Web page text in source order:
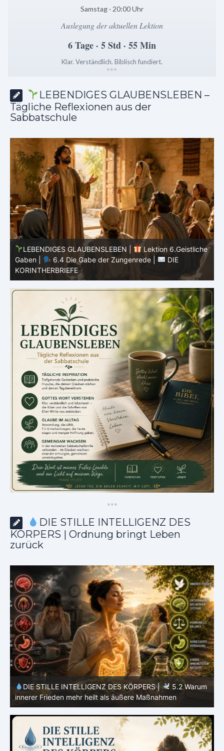
Samstag · 20:00 Uhr
Auslegung der aktuellen Lektion
6 Tage · 5 Std · 55 Min
Klar. Verständlich. Biblisch fundiert.
***
LEBENDIGES GLAUBENSLEBEN –
Tägliche Reflexionen aus der
Sabbatschule
LEBENDIGES GLAUBENSLEBEN |
Lektion 6.Geistliche
Gaben |
6.3 Der bessere Weg |
DIE
KORINTHERBRIEFE
***
DIE STILLE INTELLIGENZ DES
KÖRPERS | Ordnung bringt Leben
zurück
DIE STILLE INTELLIGENZ DES KÖRPERS |
5.1 Warum
Vertrauen mehr bewirkt als Kontrolle